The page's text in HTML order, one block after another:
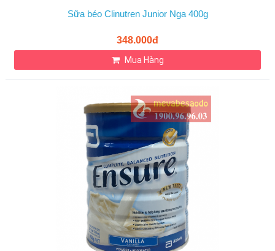
Sữa béo Clinutren Junior Nga 400g
348.000đ
Mua Hàng